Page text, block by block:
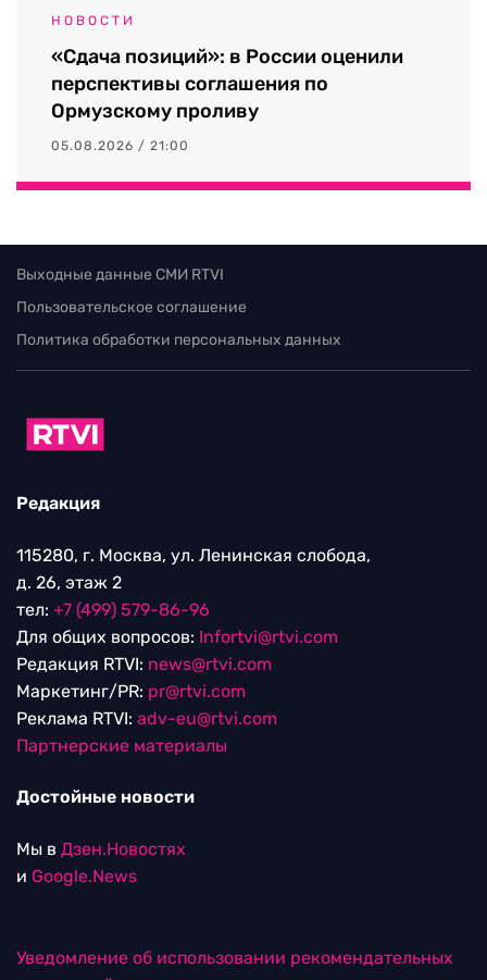
НОВОСТИ
«Сдача позиций»: в России оценили
перспективы соглашения по
Ормузскому проливу
05.08.2026 / 21:00
Выходные данные СМИ RTVI
Пользовательское соглашение
Политика обработки персональных данных
Редакция
115280, г. Москва, ул. Ленинская слобода,
д. 26, этаж 2
тел: +7 (499) 579-86-96
Для общих вопросов: Infortvi@rtvi.com
Редакция RTVI: news@rtvi.com
Маркетинг/PR: pr@rtvi.com
Реклама RTVI: adv-eu@rtvi.com
Партнерские материалы
Достойные новости
Мы в Дзен.Новостях
и Google.News
Уведомление об использовании рекомендательных